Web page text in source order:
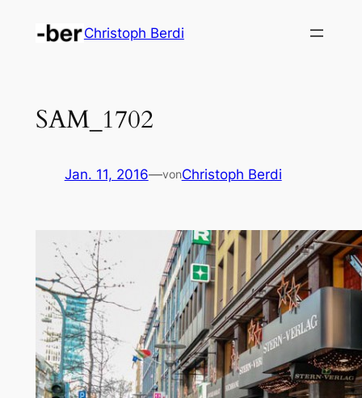
Inhalt
Christoph Berdi
SAM_1702
Jan. 11, 2016—vonChristoph Berdi